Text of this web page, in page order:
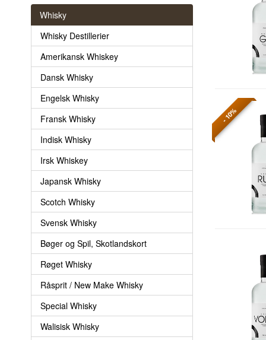
Whisky
Whisky Destillerier
Amerikansk Whiskey
Dansk Whisky
Engelsk Whisky
Fransk Whisky
Indisk Whisky
Irsk Whiskey
Japansk Whisky
Scotch Whisky
Svensk Whisky
Bøger og Spil, Skotlandskort
Røget Whisky
Råsprit / New Make Whisky
Special Whisky
Walisisk Whisky
- 10%